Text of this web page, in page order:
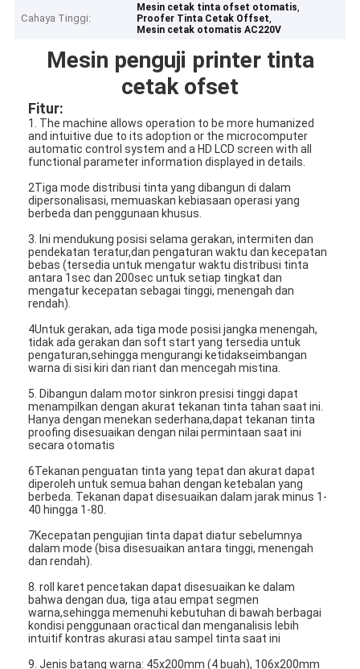
Cahaya Tinggi:
Mesin cetak tinta ofset otomatis,
Proofer Tinta Cetak Offset,
Mesin cetak otomatis AC220V
Mesin penguji printer tinta
cetak ofset
Fitur:
1. The machine allows operation to be more humanized
and intuitive due to its adoption or the microcomputer
automatic control system and a HD LCD screen with all
functional parameter information displayed in details.
2Tiga mode distribusi tinta yang dibangun di dalam
dipersonalisasi, memuaskan kebiasaan operasi yang
berbeda dan penggunaan khusus.
3. Ini mendukung posisi selama gerakan, intermiten dan
pendekatan teratur,dan pengaturan waktu dan kecepatan
bebas (tersedia untuk mengatur waktu distribusi tinta
antara 1sec dan 200sec untuk setiap tingkat dan
mengatur kecepatan sebagai tinggi, menengah dan
rendah).
4Untuk gerakan, ada tiga mode posisi jangka menengah,
tidak ada gerakan dan soft start yang tersedia untuk
pengaturan,sehingga mengurangi ketidakseimbangan
warna di sisi kiri dan riant dan mencegah mistina.
5. Dibangun dalam motor sinkron presisi tinggi dapat
menampilkan dengan akurat tekanan tinta tahan saat ini.
Hanya dengan menekan sederhana,dapat tekanan tinta
proofing disesuaikan dengan nilai permintaan saat ini
secara otomatis
6Tekanan penguatan tinta yang tepat dan akurat dapat
diperoleh untuk semua bahan dengan ketebalan yang
berbeda. Tekanan dapat disesuaikan dalam jarak minus 1-
40 hingga 1-80.
7Kecepatan pengujian tinta dapat diatur sebelumnya
dalam mode (bisa disesuaikan antara tinggi, menengah
dan rendah).
8. roll karet pencetakan dapat disesuaikan ke dalam
bahwa dengan dua, tiga atau empat segmen
warna,sehingga memenuhi kebutuhan di bawah berbagai
kondisi penggunaan oractical dan menganalisis lebih
intuitif kontras akurasi atau sampel tinta saat ini
9. Jenis batang warna: 45x200mm (4 buah), 106x200mm